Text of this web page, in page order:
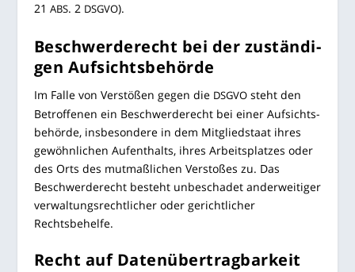
21 ABS. 2 DSGVO).
Beschwerde­recht bei der zustän­di­
gen Aufsichtsbehörde
Im Fal­le von Ver­stö­ßen gegen die DSGVOsteht den
Betrof­fe­nen ein Beschwer­de­recht bei einer Auf­sichts­
be­hör­de, ins­be­son­de­re in dem Mit­glied­staat ihres
gewöhn­li­chen Auf­ent­halts, ihres Arbeits­plat­zes oder
des Orts des mut­maß­li­chen Ver­sto­ßes zu. Das
Beschwer­de­recht besteht unbe­scha­det ander­wei­ti­ger
ver­wal­tungs­recht­li­cher oder gericht­li­cher
Rechtsbehelfe.
Recht auf Datenübertragbarkeit